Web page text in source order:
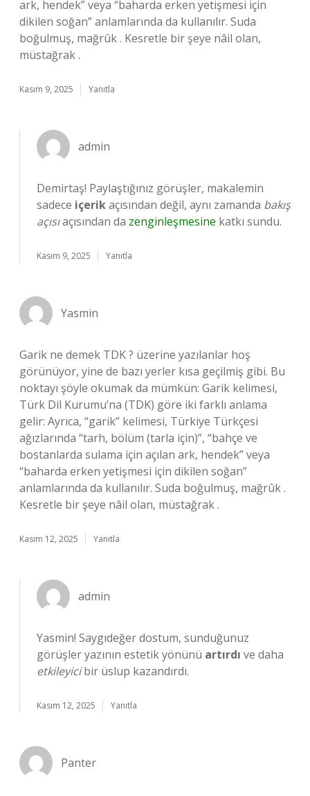
ark, hendek” veya “baharda erken yetişmesi için
dikilen soğan” anlamlarında da kullanılır. Suda
boğulmuş, mağrûk . Kesretle bir şeye nâil olan,
müstağrak .
Kasım 9, 2025 Yanıtla
admin
Demirtaş! Paylaştığınız görüşler, makalemin
sadece içerikaçısından değil, aynı zamanda bakış
açısıaçısından da zenginleşmesine katkı sundu.
Kasım 9, 2025 Yanıtla
Yasmin
Garik ne demek TDK ? üzerine yazılanlar hoş
görünüyor, yine de bazı yerler kısa geçilmiş gibi. Bu
noktayı şöyle okumak da mümkün: Garik kelimesi,
Türk Dil Kurumu’na (TDK) göre iki farklı anlama
gelir: Ayrıca, “garik” kelimesi, Türkiye Türkçesi
ağızlarında “tarh, bölüm (tarla için)”, “bahçe ve
bostanlarda sulama için açılan ark, hendek” veya
“baharda erken yetişmesi için dikilen soğan”
anlamlarında da kullanılır. Suda boğulmuş, mağrûk .
Kesretle bir şeye nâil olan, müstağrak .
Kasım 12, 2025 Yanıtla
admin
Yasmin! Saygıdeğer dostum, sunduğunuz
görüşler yazının estetik yönünü artırdı ve daha
etkileyicibir üslup kazandırdı.
Kasım 12, 2025 Yanıtla
Panter